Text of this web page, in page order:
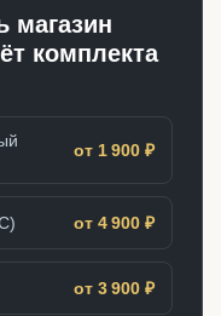
магазин
комплекта
от 1 900 ₽
от 4 900 ₽
от 3 900 ₽